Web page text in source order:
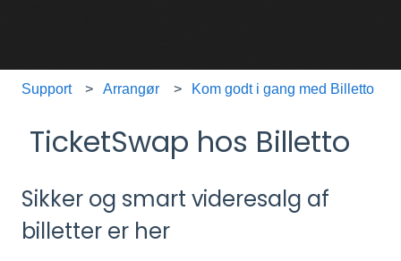
Support Arrangør Kom godt i gang med Billetto
TicketSwap hos Billetto
Sikker og smart videresalg af
billetter er her